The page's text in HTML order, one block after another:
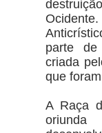
parte de
criada
que
A Raça